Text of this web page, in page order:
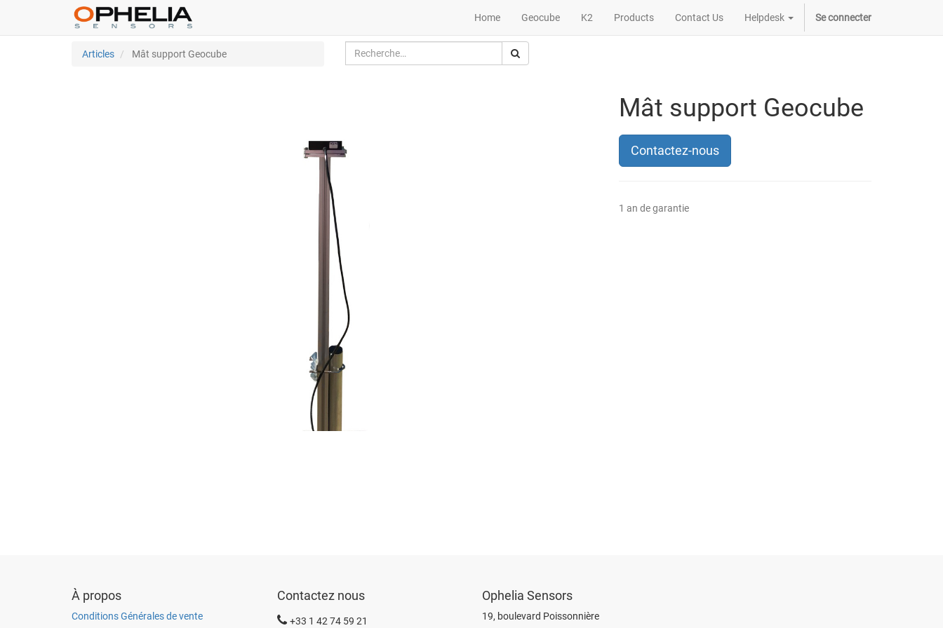
Home Geocube K2 Products Contact Us Helpdesk Se connecter
Articles Mât support Geocube
Mât support Geocube
Contactez-nous
1 an de garantie
À propos
Conditions Générales de vente
Contactez nous
+33 1 42 74 59 21
Ophelia Sensors
19, boulevard Poissonnière